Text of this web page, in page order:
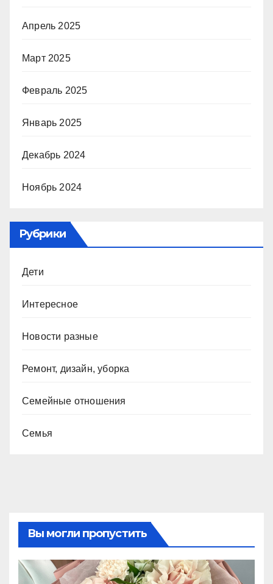
Апрель 2025
Март 2025
Февраль 2025
Январь 2025
Декабрь 2024
Ноябрь 2024
Рубрики
Дети
Интересное
Новости разные
Ремонт, дизайн, уборка
Семейные отношения
Семья
Вы могли пропустить